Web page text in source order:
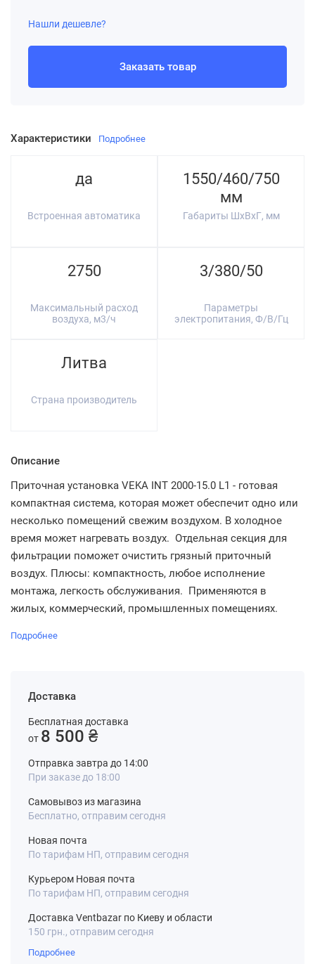
Характеристики Подробнее
да
Встроенная автоматика
1550/460/750
мм
Габариты ШхВхГ, мм
2750
Максимальный расход
воздуха, м3/ч
3/380/50
Параметры
электропитания, Ф/В/Гц
Литва
Страна производитель
Описание
Приточная установка VEKA INT 2000-15.0 L1 - готовая
компактная система, которая может обеспечит одно или
несколько помещений свежим воздухом. В холодное
время может нагревать воздух. Отдельная секция для
фильтрации поможет очистить грязный приточный
воздух. Плюсы: компактность, любое исполнение
монтажа, легкость обслуживания. Применяются в
жилых, коммерческий, промышленных помещениях.
Подробнее
Доставка
Бесплатная доставка
от 8 500 ₴
Отправка завтра до 14:00
При заказе до 18:00
Самовывоз из магазина
Бесплатно, отправим сегодня
Новая почта
По тарифам НП, отправим сегодня
Курьером Новая почта
По тарифам НП, отправим сегодня
Доставка Ventbazar по Киеву и области
150 грн., отправим сегодня
Подробнее
Нашли дешевле?
Заказать товар